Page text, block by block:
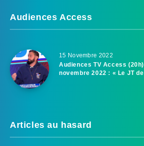
Audiences Access
15 Novembre 2022
Audiences TV Access
novembre 2022 : « Le JT
Articles au hasard